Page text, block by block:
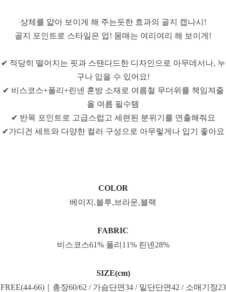
상체를 얇아 보이게 해 주는듯한 효과의 골지 캡나시!
골지 포인트로 스타일은 업! 몸매는 여리여리 해 보이게!
✔ 적당히 떨어지는 핏과 스탠다드한 디자인으로 아무데서나, 누
구나 입을 수 있어요!
✔ 비스코스+폴리+린넨 혼방 소재로 여름철 무더위를 책임져줄
올 여름 필수템
✔ 반목 포인트로 고급스럽고 세련된 분위기를 연출해줘요
✔가디건 세트와 다양한 컬러 구성으로 아무렇게나 입기 좋아요
COLOR
베이지,블루,브라운,블랙
FABRIC
비스코스61% 폴리11% 린넨28%
SIZE(cm)
FREE(44-66)｜총장60/62 / 가슴단면34 / 밑단단면42 / 소매기장23